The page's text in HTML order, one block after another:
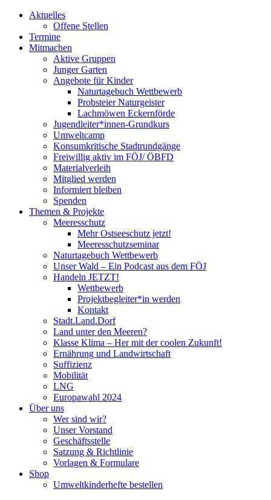
Aktuelles
Offene Stellen
Termine
Mitmachen
Aktive Gruppen
Junger Garten
Angebote für Kinder
Naturtagebuch Wettbewerb
Probsteier Naturgeister
Lachmöwen Eckernförde
Jugendleiter*innen-Grundkurs
Umweltcamp
Konsumkritische Stadtrundgänge
Freiwillig aktiv im FÖJ/ ÖBFD
Materialverleih
Mitglied werden
Informiert bleiben
Spenden
Themen & Projekte
Meeresschutz
Mehr Ostseeschutz jetzt!
Meeresschutzseminar
Naturtagebuch Wettbewerb
Unser Wald – Ein Podcast aus dem FÖJ
Handeln JETZT!
Wettbewerb
Projektbegleiter*in werden
Kontakt
Stadt.Land.Dorf
Land unter den Meeren?
Klasse Klima – Her mit der coolen Zukunft!
Ernährung und Landwirtschaft
Suffizienz
Mobilität
LNG
Europawahl 2024
Über uns
Wer sind wir?
Unser Vorstand
Geschäftsstelle
Satzung & Richtlinie
Vorlagen & Formulare
Shop
Umweltkinderhefte bestellen